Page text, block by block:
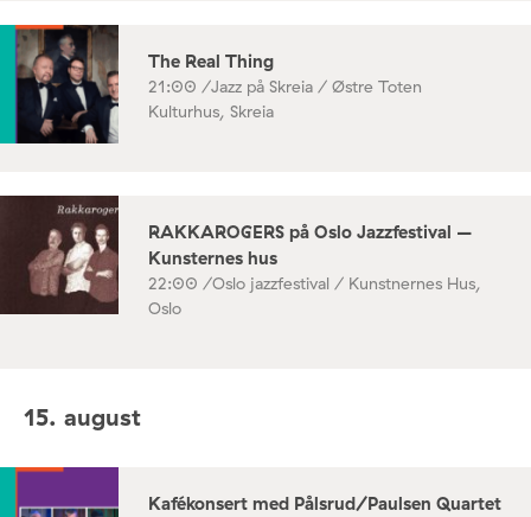
The Real Thing
21:00 /Jazz på Skreia / Østre Toten
Kulturhus, Skreia
RAKKAROGERS på Oslo Jazzfestival –
Kunsternes hus
22:00 /Oslo jazzfestival / Kunstnernes Hus,
Oslo
15. august
Kafékonsert med Pålsrud/Paulsen Quartet